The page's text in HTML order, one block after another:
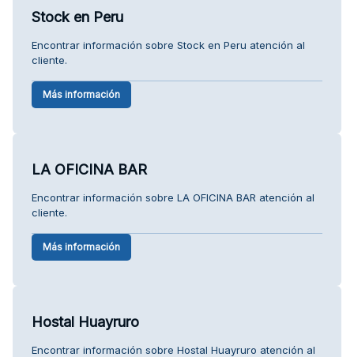
Stock en Peru
Encontrar información sobre Stock en Peru atención al
cliente.
Más información
LA OFICINA BAR
Encontrar información sobre LA OFICINA BAR atención al
cliente.
Más información
Hostal Huayruro
Encontrar información sobre Hostal Huayruro atención al